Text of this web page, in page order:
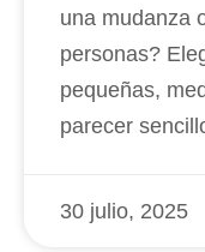
una mudanza
personas?
pequeñas,
parecer
30 julio, 2025